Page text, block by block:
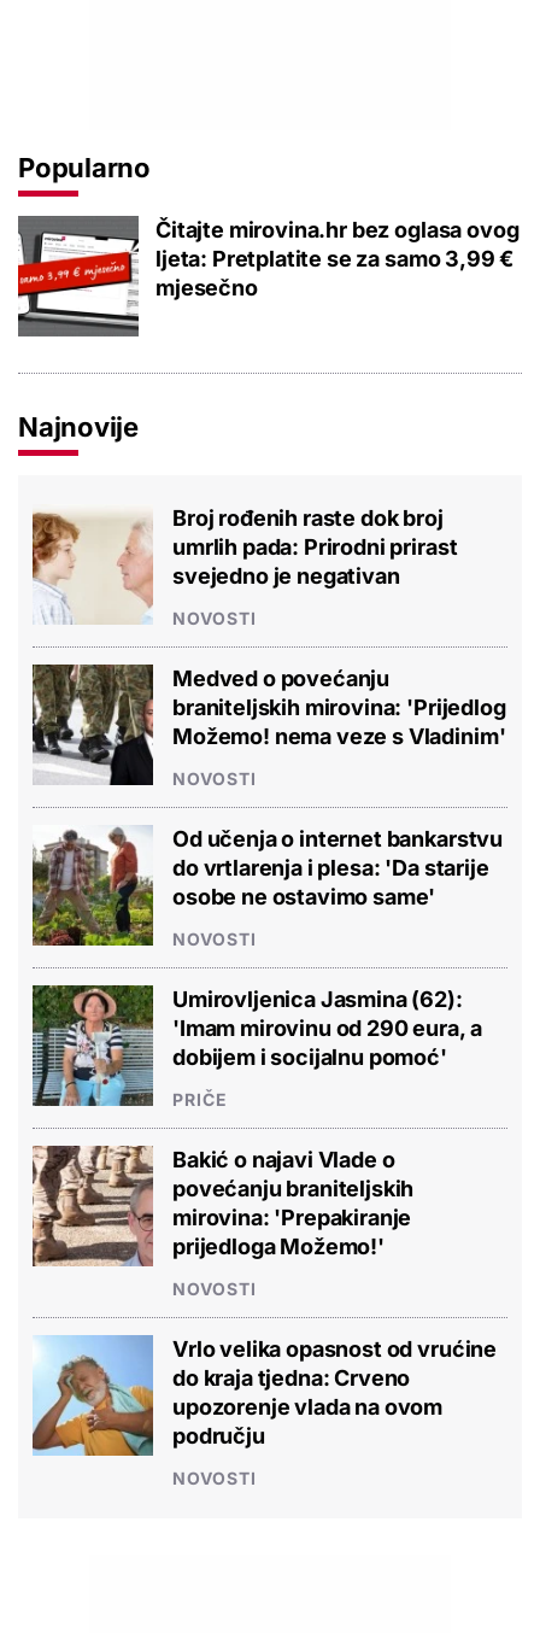
Popularno
Čitajte mirovina.hr bez oglasa ovog
ljeta: Pretplatite se za samo 3,99 €
mjesečno
Najnovije
Broj rođenih raste dok broj
umrlih pada: Prirodni prirast
svejedno je negativan
NOVOSTI
Medved o povećanju
braniteljskih mirovina: 'Prijedlog
Možemo! nema veze s Vladinim'
NOVOSTI
Od učenja o internet bankarstvu
do vrtlarenja i plesa: 'Da starije
osobe ne ostavimo same'
NOVOSTI
Umirovljenica Jasmina (62):
'Imam mirovinu od 290 eura, a
dobijem i socijalnu pomoć'
PRIČE
Bakić o najavi Vlade o
povećanju braniteljskih
mirovina: 'Prepakiranje
prijedloga Možemo!'
NOVOSTI
Vrlo velika opasnost od vrućine
do kraja tjedna: Crveno
upozorenje vlada na ovom
području
NOVOSTI